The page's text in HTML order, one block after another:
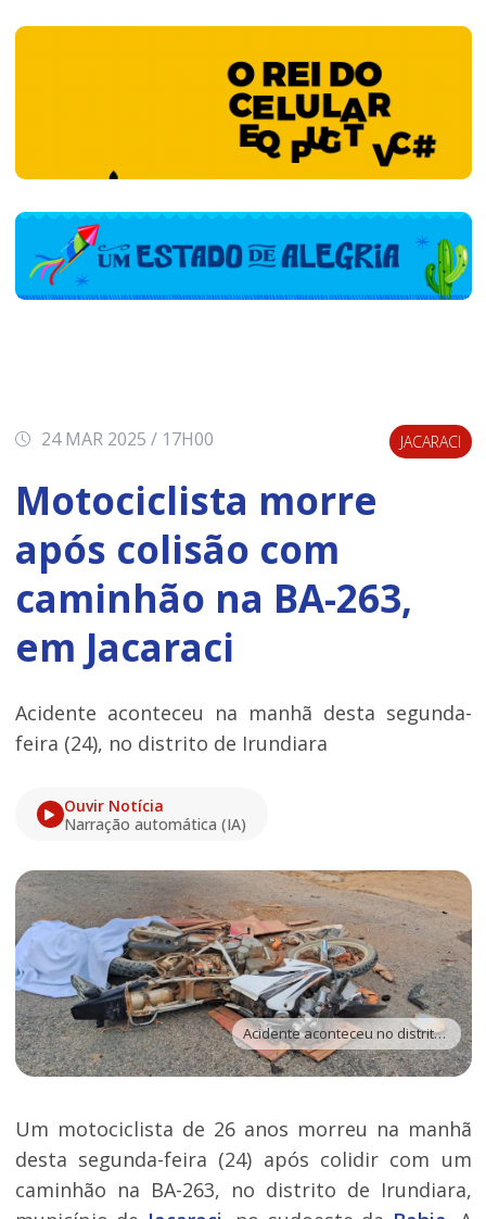
24 MAR 2025 / 17H00 JACARACI
Motociclista morre
após colisão com
caminhão na BA-263,
em Jacaraci
Acidente aconteceu na manhã desta segunda-
feira (24), no distrito de Irundiara
Ouvir Notícia
Narração automática (IA)
Acidente aconteceu no distrito de Irundiara - Foto: Divulgação | Polícia Militar
Um motociclista de 26 anos morreu na manhã
desta segunda-feira (24) após colidir com um
caminhão na BA-263, no distrito de Irundiara,